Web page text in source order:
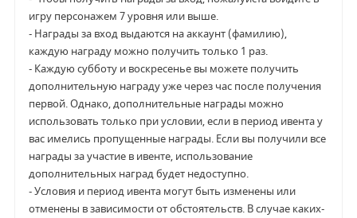
игру персонажем 7 уровня или выше.
- Награды за вход выдаются на аккаунт (фамилию),
каждую награду можно получить только 1 раз.
- Каждую субботу и воскресенье вы можете получить
дополнительную награду уже через час после получения
первой. Однако, дополнительные награды можно
использовать только при условии, если в период ивента у
вас имелись пропущенные награды. Если вы получили все
награды за участие в ивенте, использование
дополнительных наград будет недоступно.
- Условия и период ивента могут быть изменены или
отменены в зависимости от обстоятельств. В случае каких-